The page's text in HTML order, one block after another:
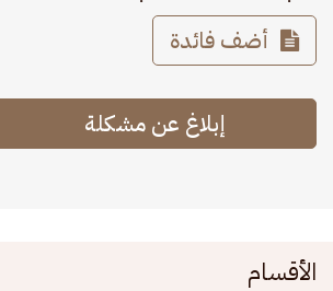
أضف فائدة
إبلاغ عن مشكلة
الأقسام